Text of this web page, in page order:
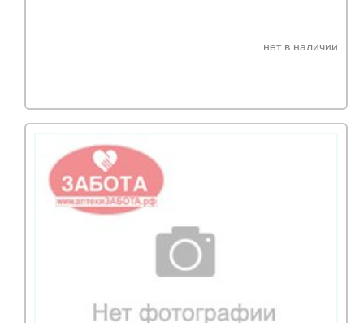
нет в наличии